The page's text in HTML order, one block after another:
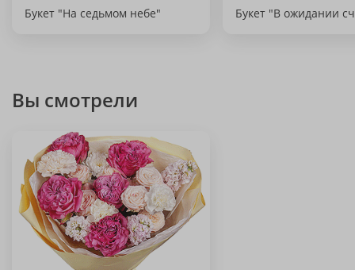
Букет "На седьмом небе" Букет "В ожидании
Вы смотрели